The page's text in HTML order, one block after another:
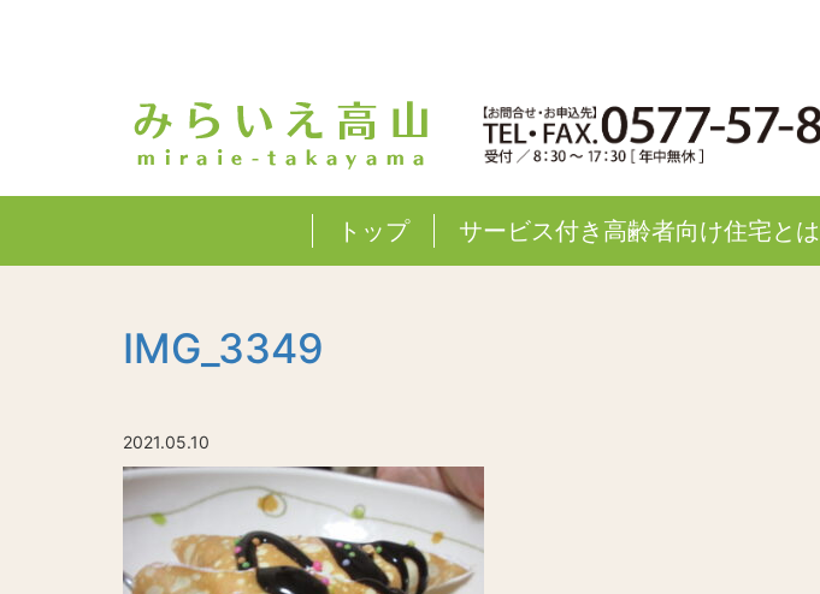
トップ サービス付き高齢者向け住宅とは
IMG_3349
2021.05.10